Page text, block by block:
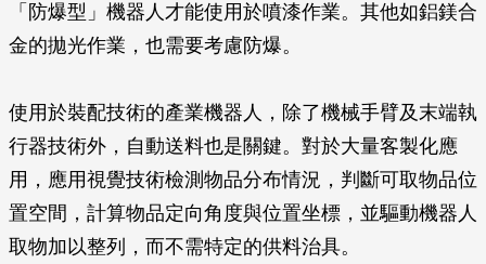
「防爆型」機器人才能使用於噴漆作業。其他如鋁鎂合
金的拋光作業，也需要考慮防爆。
使用於裝配技術的產業機器人，除了機械手臂及末端執
行器技術外，自動送料也是關鍵。對於大量客製化應
用，應用視覺技術檢測物品分布情況，判斷可取物品位
置空間，計算物品定向角度與位置坐標，並驅動機器人
取物加以整列，而不需特定的供料治具。